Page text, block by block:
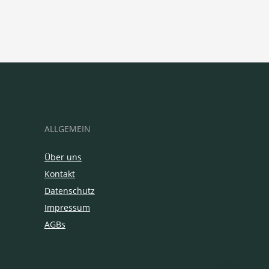
ALLGEMEIN
Über uns
Kontakt
Datenschutz
Impressum
AGBs